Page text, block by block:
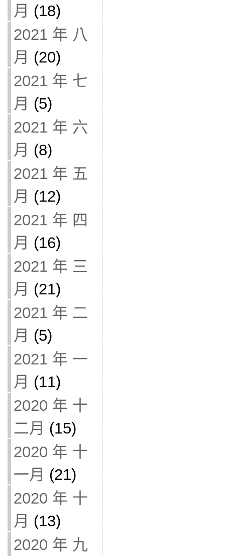
月 (18)
2021 年 八
月 (20)
2021 年 七
月 (5)
2021 年 六
月 (8)
2021 年 五
月 (12)
2021 年 四
月 (16)
2021 年 三
月 (21)
2021 年 二
月 (5)
2021 年 一
月 (11)
2020 年 十
二月 (15)
2020 年 十
一月 (21)
2020 年 十
月 (13)
2020 年 九